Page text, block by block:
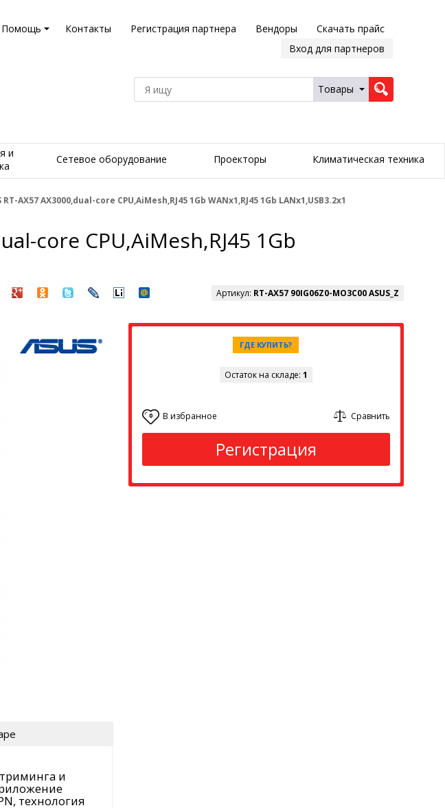
Помощь Контакты Регистрация партнера Вендоры
Скачать прайс
Вход для партнеров
Товары
и
Сетевое оборудование Проекторы Климатическая техника
AX57 AX3000,dual-core CPU,AiMesh,RJ45 1Gb WANx1,RJ45 1Gb LANx1,USB3.2x1
core CPU,AiMesh,RJ45 1Gb
Артикул: RT-AX57 90IG06Z0-MO3C00 ASUS_Z
ГДЕ КУПИТЬ?
Остаток на складе: 1
0 В избранное Сравнить
Регистрация
и
технология